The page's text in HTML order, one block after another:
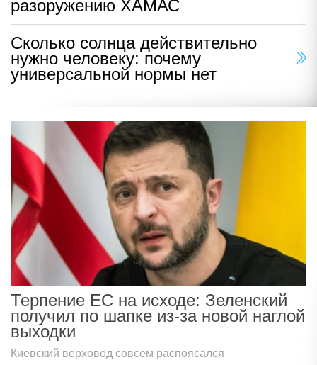
разоружению ХАМАС
Сколько солнца действительно
нужно человеку: почему
универсальной нормы нет
Терпение ЕС на исходе: Зеленский
получил по шапке из-за новой наглой
выходки
Киевский верховод совсем распоясался